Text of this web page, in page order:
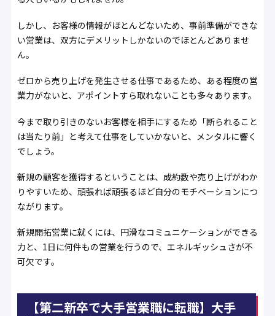
しかし、お客様の情報がほとんどないため、事前準備ができな
い営業は、双方にデメリットしかないのでほとんどありませ
ん。
ゼロから売り上げを発生させる仕事であるため、ある程度の営
業力がないと、アポイントすら取れないことも多々あります。
今まで取り引きのないお客様を相手にするため「断られること
は当たり前」と考えて仕事をしていかないと、メンタルに響く
でしょう。
新規の顧客を獲得するということは、成約数や売り上げがわか
りやすいため、頑張れば頑張るほど自分のモチベーションにつ
ながります。
新規開拓営業に就くには、円滑なコミュニケーションができる
力と、1日に何件もの営業を行うので、エネルギッシュさが不
可欠です。
【第二新卒で大手営業職に転職】大手